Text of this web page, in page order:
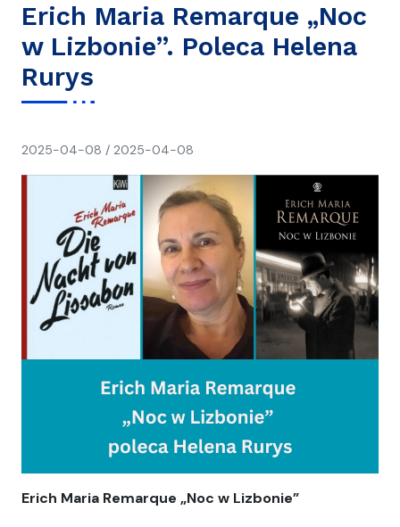
Erich Maria Remarque „Noc
w Lizbonie”. Poleca Helena
Rurys
2025-04-08 / 2025-04-08
Erich Maria Remarque „Noc w Lizbonie”